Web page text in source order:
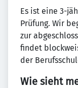
Es ist eine 3-
Prüfung. Wir
zur
findet
der
Wie sieht